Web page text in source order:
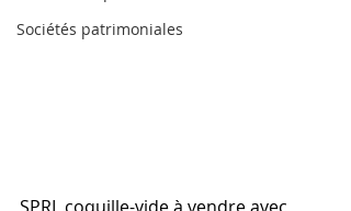
Sociétés patrimoniales